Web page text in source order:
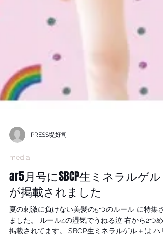
media
ar5月号にSBCP生ミネラルゲル
が掲載されました
夏の刺激に負けない美髪の5つのルール に特集され
ました。 ルール4の湿気でうねる泣 右から2つめに